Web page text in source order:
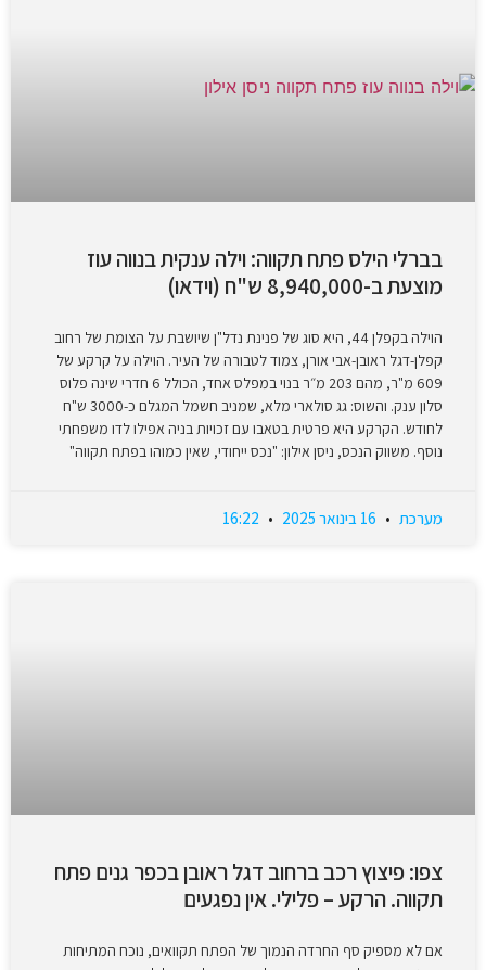
בברלי הילס פתח תקווה: וילה ענקית בנווה עוז
מוצעת ב-8,940,000 ש"ח (וידאו)
הוילה בקפלן 44, היא סוג של פנינת נדל"ן שיושבת על הצומת של רחוב
קפלן-דגל ראובן-אבי אורן, צמוד לטבורה של העיר. הוילה על קרקע של
609 מ"ר, מהם 203 מ״ר בנוי במפלס אחד, הכולל 6 חדרי שינה פלוס
סלון ענק. והשוס: גג סולארי מלא, שמניב חשמל המגלם כ-3000 ש"ח
לחודש. הקרקע היא פרטית בטאבו עם זכויות בניה אפילו לדו משפחתי
נוסף. משווק הנכס, ניסן אילון: "נכס ייחודי, שאין כמוהו בפתח תקווה"
מערכת
צפו: פיצוץ רכב ברחוב דגל ראובן בכפר גנים פתח
תקווה. הרקע – פלילי. אין נפגעים
אם לא מספיק סף החרדה הנמוך של הפתח תקוואים, נוכח המתיחות